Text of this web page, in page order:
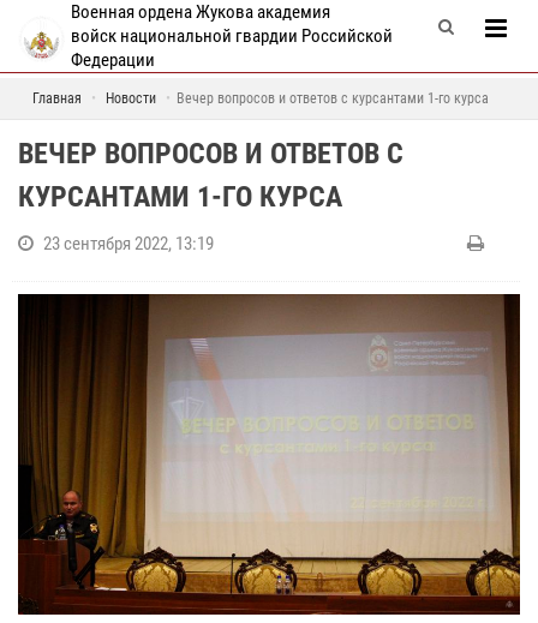
Военная ордена Жукова академия
войск национальной гвардии Российской
Федерации
Главная Новости Вечер вопросов и ответов с курсантами 1-го курса
ВЕЧЕР ВОПРОСОВ И ОТВЕТОВ С
КУРСАНТАМИ 1-ГО КУРСА
23 сентября 2022, 13:19